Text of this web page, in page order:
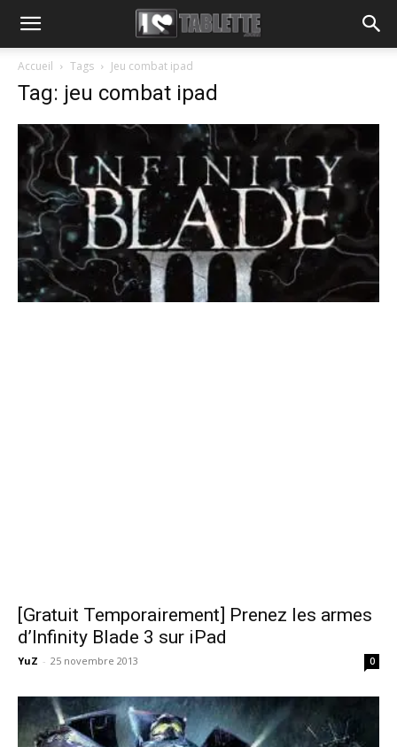
Accueil Tags Jeu combat ipad
Tag: jeu combat ipad
[Gratuit Temporairement] Prenez les armes
d’Infinity Blade 3 sur iPad
YuZ - 25 novembre 2013 0